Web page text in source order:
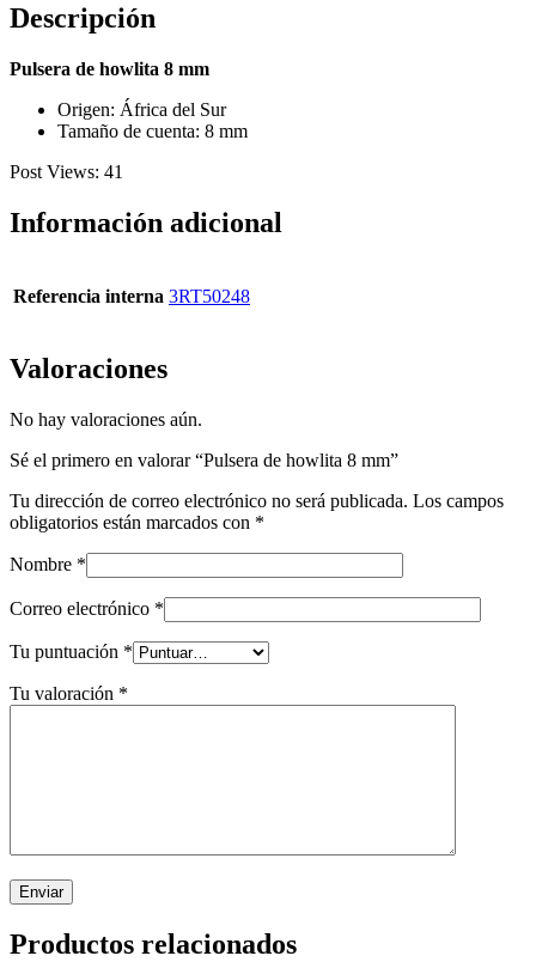
Descripción
Pulsera de howlita 8 mm
Origen: África del Sur
Tamaño de cuenta: 8 mm
Post Views: 41
Información adicional
Referencia interna 3RT50248
Valoraciones
No hay valoraciones aún.
Sé el primero en valorar “Pulsera de howlita 8 mm”
Tu dirección de correo electrónico no será publicada. Los campos
obligatorios están marcados con *
Nombre *
Correo electrónico *
Tu puntuación *
Tu valoración *
Productos relacionados